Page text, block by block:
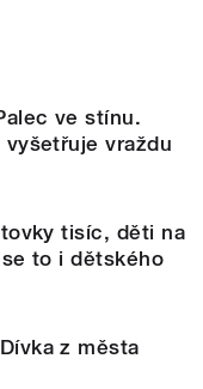
ve stínu.
vraždu
tisíc, děti na
to i dětského
z města